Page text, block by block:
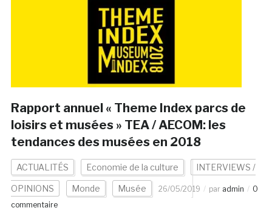
Rapport annuel « Theme Index parcs de
loisirs et musées » TEA / AECOM: les
tendances des musées en 2018
ACTUALITÉS Economie de la culture INTERVIEWS /
OPINIONS Monde Musée 26/05/2019 par admin
0
commentaire